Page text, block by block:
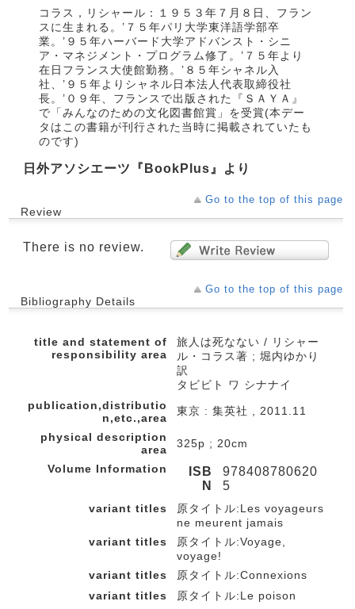
コラス，リシャール：１９５３年７月８日、フラン
スに生まれる。’７５年パリ大学東洋語学部卒
業。’９５年ハーバード大学アドバンスト・シニ
ア・マネジメント・プログラム修了。’７５年より
在日フランス大使館勤務。’８５年シャネル入
社、’９５年よりシャネル日本法人代表取締役社
長。’０９年、フランスで出版された『ＳＡＹＡ』
で「みんなのための文化図書館賞」を受賞(本デー
タはこの書籍が刊行された当時に掲載されていたも
のです)
日外アソシエーツ『BookPlus』より
Go to the top of this page
Review
There is no review.
Go to the top of this page
Bibliography Details
title and statement of
responsibility area
旅人は死なない / リシャー
ル・コラス著 ; 堀内ゆかり
訳
タビビト ワ シナナイ
publication,distributio
n,etc.,area
東京 : 集英社 , 2011.11
physical description
area
325p ; 20cm
Volume Information
ISB
N
978408780620
5
variant titles
原タイトル:Les voyageurs
ne meurent jamais
variant titles
原タイトル:Voyage,
voyage!
variant titles
原タイトル:Connexions
variant titles
原タイトル:Le poison